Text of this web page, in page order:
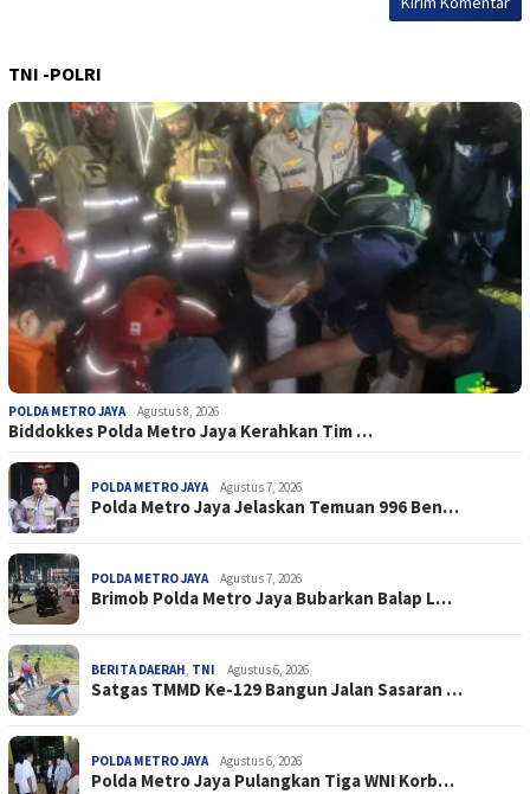
TNI -POLRI
POLDA METRO JAYA Agustus 8, 2026
Biddokkes Polda Metro Jaya Kerahkan Tim …
POLDA METRO JAYA Agustus 7, 2026
Polda Metro Jaya Jelaskan Temuan 996 Ben…
POLDA METRO JAYA Agustus 7, 2026
Brimob Polda Metro Jaya Bubarkan Balap L…
BERITA DAERAH, TNI Agustus 6, 2026
Satgas TMMD Ke-129 Bangun Jalan Sasaran …
POLDA METRO JAYA Agustus 6, 2026
Polda Metro Jaya Pulangkan Tiga WNI Korb…